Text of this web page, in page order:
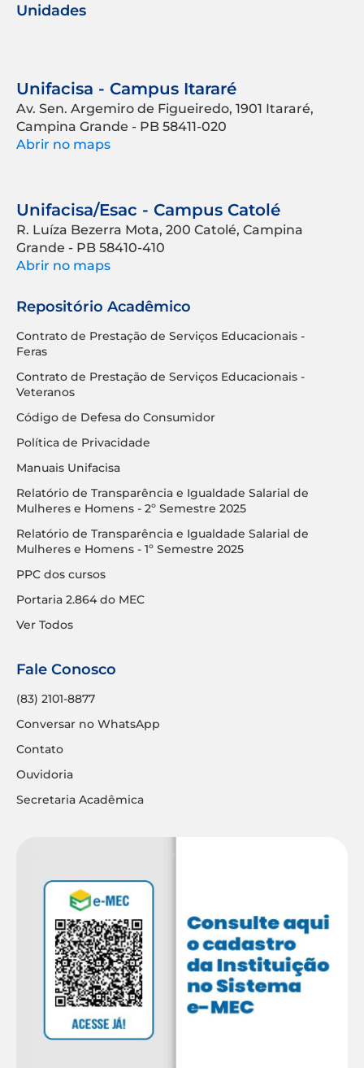
Unidades
Unifacisa - Campus Itararé
Av. Sen. Argemiro de Figueiredo, 1901 Itararé,
Campina Grande - PB 58411-020
Abrir no maps
Unifacisa/Esac - Campus Catolé
R. Luíza Bezerra Mota, 200 Catolé, Campina
Grande - PB 58410-410
Abrir no maps
Repositório Acadêmico
Contrato de Prestação de Serviços Educacionais -
Feras
Contrato de Prestação de Serviços Educacionais -
Veteranos
Código de Defesa do Consumidor
Política de Privacidade
Manuais Unifacisa
Relatório de Transparência e Igualdade Salarial de
Mulheres e Homens - 2º Semestre 2025
Relatório de Transparência e Igualdade Salarial de
Mulheres e Homens - 1º Semestre 2025
PPC dos cursos
Portaria 2.864 do MEC
Ver Todos
Fale Conosco
(83) 2101-8877
Conversar no WhatsApp
Contato
Ouvidoria
Secretaria Acadêmica